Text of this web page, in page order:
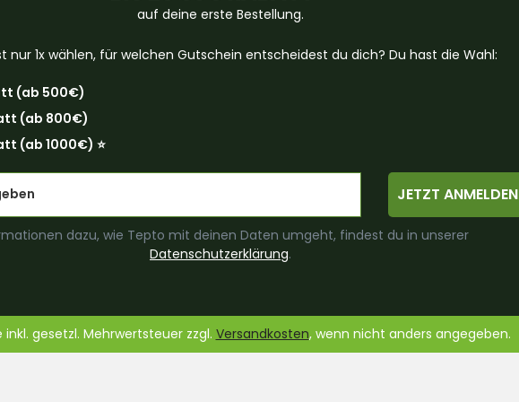
auf deine erste Bestellung.
nur 1x wählen, für welchen Gutschein entscheidest du dich? Du hast die Wahl:
(ab 500€)
(ab 800€)
(ab 1000€) ⭐️
JETZT ANMELDEN
dazu, wie Tepto mit deinen Daten umgeht, findest du in unserer
Datenschutzerklärung.
inkl. gesetzl. Mehrwertsteuer zzgl. Versandkosten, wenn nicht anders angegeben.